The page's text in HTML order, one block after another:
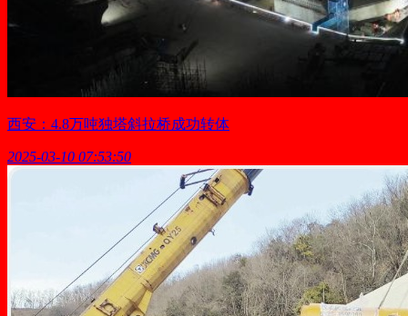
西安：4.8万吨独塔斜拉桥成功转体
2025-03-10 07:53:50